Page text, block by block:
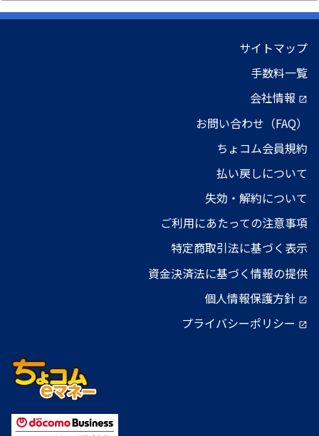
サイトマップ
手数料一覧
会社情報 open_in_new
お問い合わせ（FAQ）
ちょコム会員規約
払い戻しについて
失効・解約について
ご利用にあたっての注意事項
特定商取引法に基づく表示
資金決済法に基づく情報の提供
個人情報保護方針 open_in_new
プライバシーポリシー open_in_new